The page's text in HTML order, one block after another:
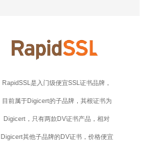
RapidSSL是入门级便宜SSL证书品牌，
目前属于Digicert的子品牌，其根证书为
Digicert，只有两款DV证书产品，相对
Digicert其他子品牌的DV证书，价格便宜